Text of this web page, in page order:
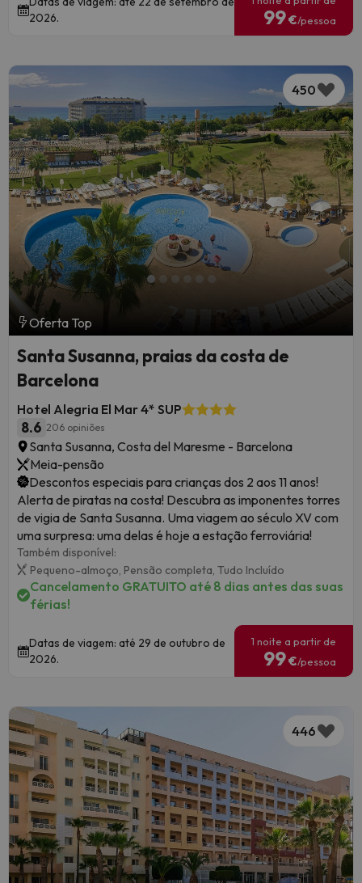
2026.
99€/pessoa
450
Oferta Top
Santa Susanna, praias da costa de
Barcelona
Hotel Alegria El Mar 4* SUP
8.6 206 opiniões
Santa Susanna, Costa del Maresme - Barcelona
Meia-pensão
Descontos especiais para crianças dos 2 aos 11 anos!
Alerta de piratas na costa! Descubra as imponentes torres
de vigia de Santa Susanna. Uma viagem ao século XV com
uma surpresa: uma delas é hoje a estação ferroviária!
Também disponível:
Pequeno-almoço, Pensão completa, Tudo Incluído
Cancelamento GRATUITO até 8 dias antes das suas
férias!
Datas de viagem: até 29 de outubro de
2026.
1 noite a partir de
99€/pessoa
446